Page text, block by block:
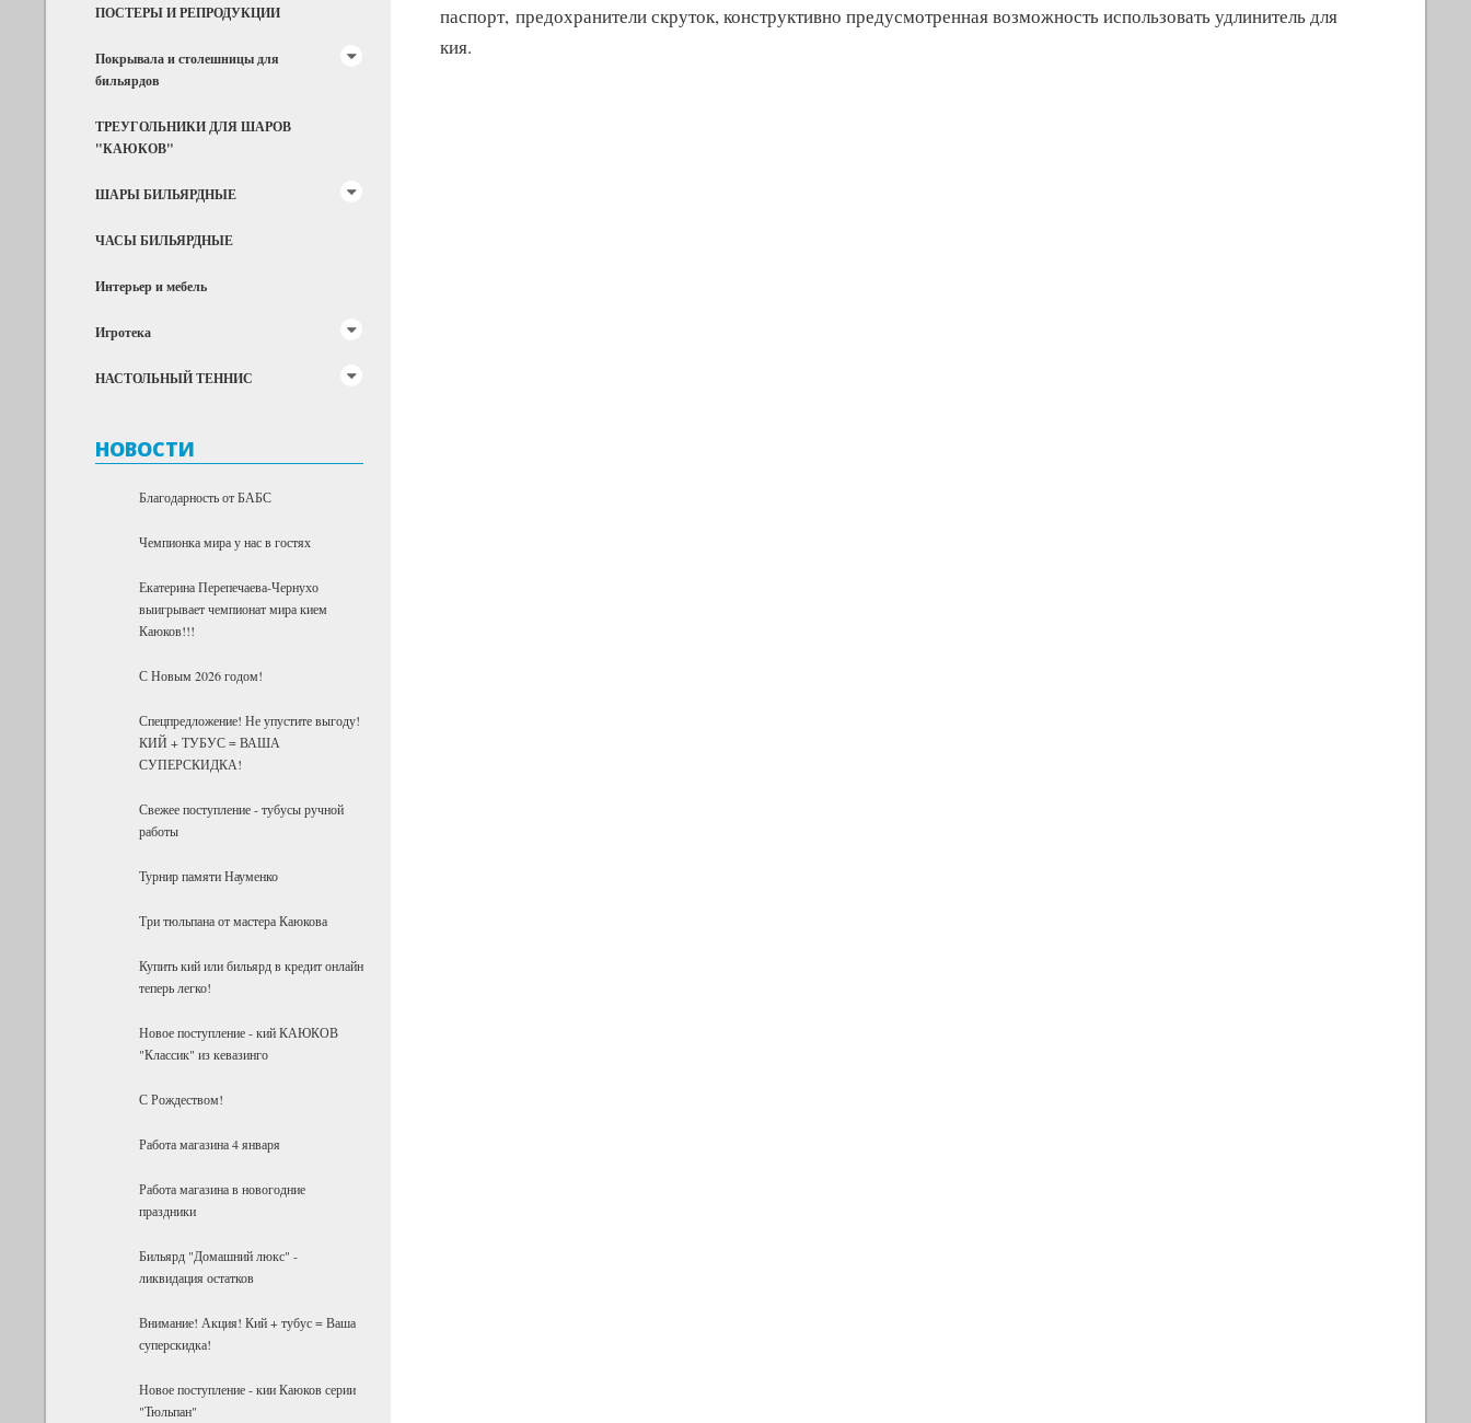
ПОСТЕРЫ И РЕПРОДУКЦИИ
Покрывала и столешницы для
бильярдов
ТРЕУГОЛЬНИКИ ДЛЯ ШАРОВ
"КАЮКОВ"
ШАРЫ БИЛЬЯРДНЫЕ
ЧАСЫ БИЛЬЯРДНЫЕ
Интерьер и мебель
Игротека
НАСТОЛЬНЫЙ ТЕННИС
НОВОСТИ
Благодарность от БАБС
Чемпионка мира у нас в гостях
Екатерина Перепечаева-Чернухо
выигрывает чемпионат мира кием
Каюков!!!
С Новым 2026 годом!
Спецпредложение! Не упустите выгоду!
КИЙ + ТУБУС = ВАША
СУПЕРСКИДКА!
Свежее поступление - тубусы ручной
работы
Турнир памяти Науменко
Три тюльпана от мастера Каюкова
Купить кий или бильярд в кредит онлайн
теперь легко!
Новое поступление - кий КАЮКОВ
"Классик" из кевазинго
С Рождеством!
Работа магазина 4 января
Работа магазина в новогодние
праздники
Бильярд "Домашний люкс" -
ликвидация остатков
Внимание! Акция! Кий + тубус = Ваша
суперскидка!
Новое поступление - кии Каюков серии
"Тюльпан"
паспорт, предохранители скруток, конструктивно предусмотренная возможность использовать удлинитель для
кия.